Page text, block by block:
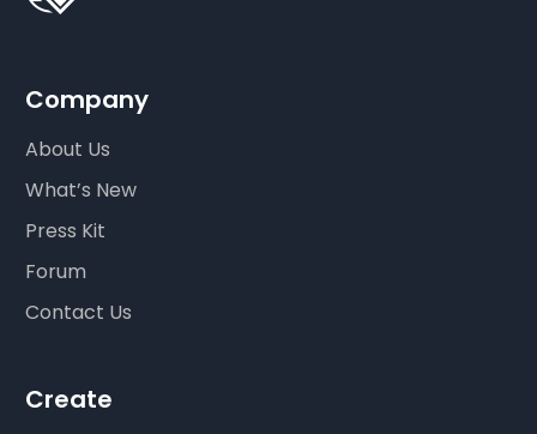
Company
About Us
What’s New
Press Kit
Forum
Contact Us
Create